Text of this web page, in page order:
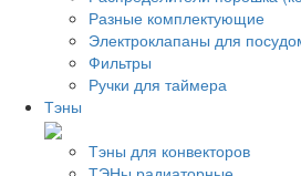
Разные комплектующие
Электроклапаны для
Фильтры
Ручки для таймера
Тэны
Тэны для конвекторов